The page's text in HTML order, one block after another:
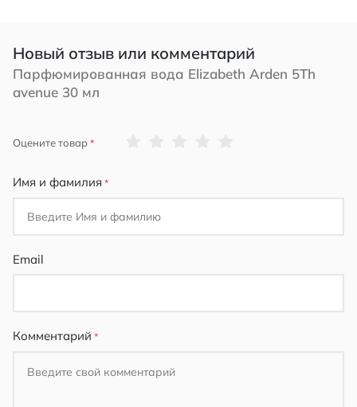
Новый отзыв или комментарий
Парфюмированная вода Elizabeth Arden 5Th
avenue 30 мл
Оцените товар
Имя и фамилия
Email
Комментарий